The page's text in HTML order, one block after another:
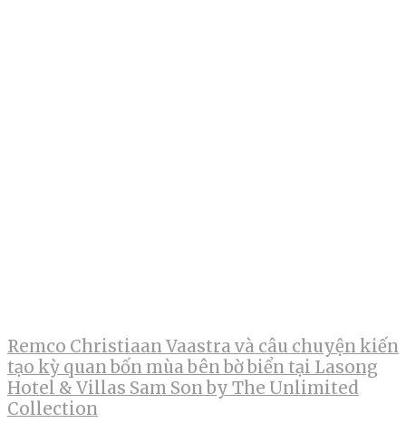
Remco Christiaan Vaastra và câu chuyện kiến
tạo kỳ quan bốn mùa bên bờ biển tại Lasong
Hotel & Villas Sam Son by The Unlimited
Collection